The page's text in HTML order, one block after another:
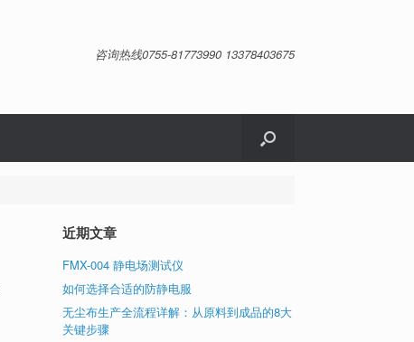
咨询热线0755-81773990 13378403675
近期文章
FMX-004 静电场测试仪
如何选择合适的防静电服
无尘布生产全流程详解：从原料到成品的8大
关键步骤